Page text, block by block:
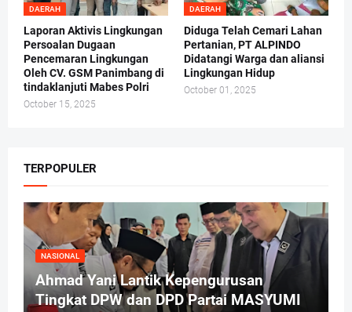
DAERAH
Laporan Aktivis Lingkungan
Persoalan Dugaan
Pencemaran Lingkungan
Oleh CV. GSM Panimbang di
tindaklanjuti Mabes Polri
October 15, 2025
DAERAH
Diduga Telah Cemari Lahan
Pertanian, PT ALPINDO
Didatangi Warga dan aliansi
Lingkungan Hidup
October 01, 2025
TERPOPULER
NASIONAL
Ahmad Yani Lantik Kepengurusan
Tingkat DPW dan DPD Partai MASYUMI